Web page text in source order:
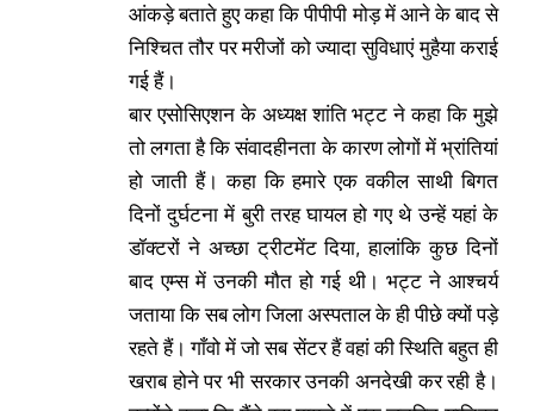
आंकड़े बताते हुए कहा कि पीपीपी मोड़ में आने के बाद से
निश्चित तौर पर मरीजों को ज्यादा सुविधाएं मुहैया कराई
गई हैं।
बार एसोसिएशन के अध्यक्ष शांति भट्ट ने कहा कि मुझे
तो लगता है कि संवादहीनता के कारण लोगों में भ्रांतियां
हो जाती हैं। कहा कि हमारे एक वकील साथी बिगत
दिनों दुर्घटना में बुरी तरह घायल हो गए थे उन्हें यहां के
डॉक्टरों ने अच्छा ट्रीटमेंट दिया, हालांकि कुछ दिनों
बाद एम्स में उनकी मौत हो गई थी। भट्ट ने आश्चर्य
जताया कि सब लोग जिला अस्पताल के ही पीछे क्यों पड़े
रहते हैं। गाँवो में जो सब सेंटर हैं वहां की स्थिति बहुत ही
खराब होने पर भी सरकार उनकी अनदेखी कर रही है।